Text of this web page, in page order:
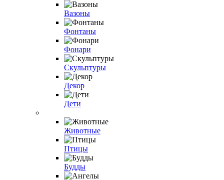
Вазоны
Фонтаны
Фонари
Скульптуры
Декор
Дети
Животные
Птицы
Будды